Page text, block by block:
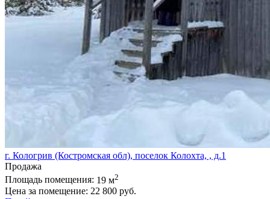
г. Кологрив (Костромская обл), поселок Колохта, , д.1
Продажа
Площадь помещения: 19 м2
Цена за помещение: 22 800 руб.